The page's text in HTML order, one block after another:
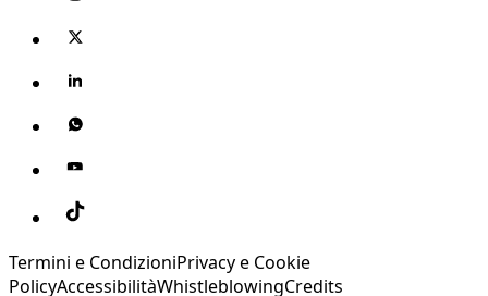
Termini e CondizioniPrivacy e Cookie
PolicyAccessibilitàWhistleblowingCredits